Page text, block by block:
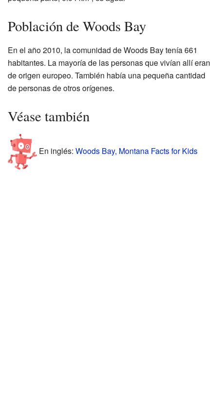
Población de Woods Bay
En el año 2010, la comunidad de Woods Bay tenía 661
habitantes. La mayoría de las personas que vivían allí eran
de origen europeo. También había una pequeña cantidad
de personas de otros orígenes.
Véase también
En inglés: Woods Bay, Montana Facts for Kids